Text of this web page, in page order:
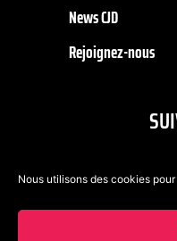
Nous utilisons des cookies
News CJD
Rejoignez-nous